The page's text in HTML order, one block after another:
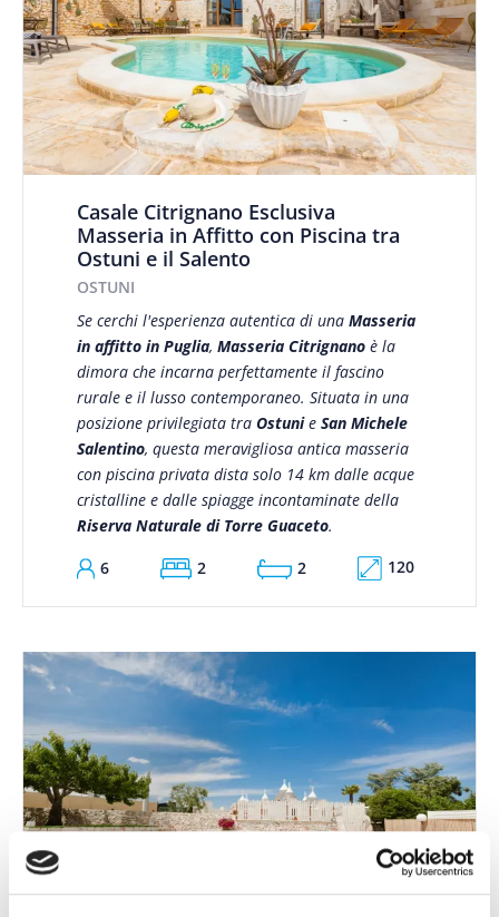
Casale Citrignano Esclusiva
Masseria in Affitto con Piscina tra
Ostuni e il Salento
OSTUNI
Se cerchi l'esperienza autentica di una Masseria
in affitto in Puglia, Masseria Citrignanoè la
dimora che incarna perfettamente il fascino
rurale e il lusso contemporaneo. Situata in una
posizione privilegiata tra Ostunie San Michele
Salentino, questa meravigliosa antica masseria
con piscina privata dista solo 14 km dalle acque
cristalline e dalle spiagge incontaminate della
Riserva Naturale di Torre Guaceto.
6
2 2 120